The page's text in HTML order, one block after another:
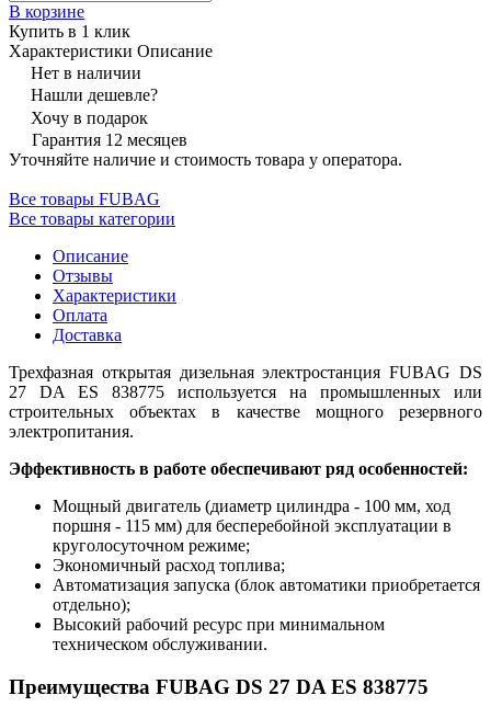
В корзине
Купить в 1 клик
Характеристики Описание
Нет в наличии
Нашли дешевле?
Хочу в подарок
Гарантия 12 месяцев
Уточняйте наличие и стоимость товара у оператора.
Все товары FUBAG
Все товары категории
Описание
Отзывы
Характеристики
Оплата
Доставка
Трехфазная открытая дизельная электростанция FUBAG DS
27 DA ES 838775 используется на промышленных или
строительных объектах в качестве мощного
резервного
электропитания.
Эффективность в работе обеспечивают ряд особенностей:
Мощный двигатель (диаметр цилиндра - 100 мм, ход
поршня - 115 мм) для бесперебойной эксплуатации в
круголосуточном режиме;
Экономичный расход топлива;
Автоматизация запуска (блок автоматики приобретается
отдельно);
Высокий рабочий ресурс при минимальном
техническом обслуживании.
Преимущества FUBAG DS 27 DA ES 838775